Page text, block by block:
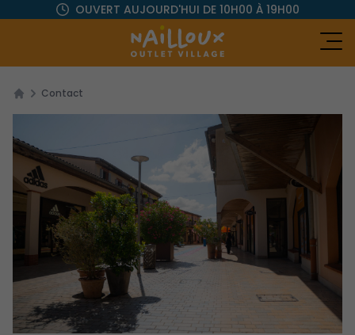
OUVERT AUJOURD'HUI DE 10H00 À 19H00
Contact